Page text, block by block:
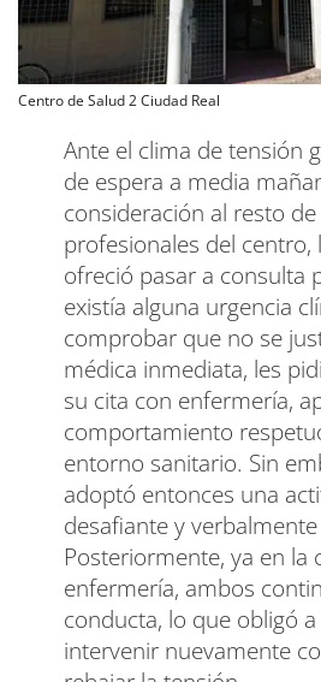
Centro de Salud 2 Ciudad Real
Ante el clima de tensión
de espera a media
consideración al resto
profesionales del centro,
ofreció pasar a consulta
existía alguna urgencia
comprobar que no se
médica inmediata, les
su cita con enfermería,
comportamiento
entorno sanitario. Sin
adoptó entonces una
desafiante y verbalmente
Posteriormente, ya en la
enfermería, ambos
conducta, lo que obligó
intervenir nuevamente